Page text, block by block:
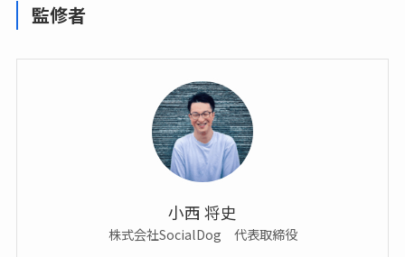
監修者
小西 将史
株式会社SocialDog 代表取締役